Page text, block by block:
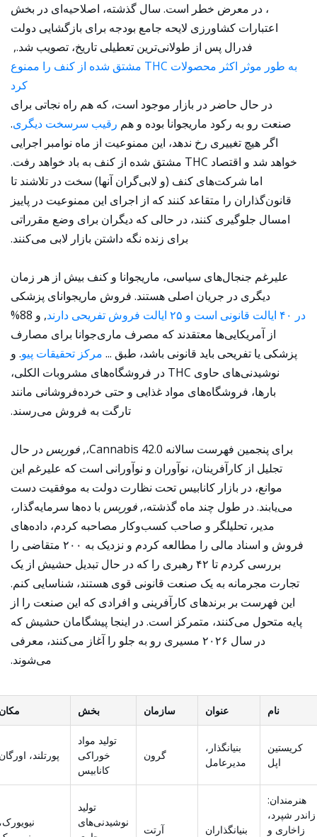
، در معرض خطر است. سال گذشته، اصلاحیه‌ای در بخش
اعتبارات کشاورزی لایحه جامع بودجه برای بازگشایی دولت
فدرال پس از طولانی‌ترین تعطیلی تاریخ، تصویب شد.,
به طور موثر اکثر محصولات THC مشتق شده از کنف را ممنوع
کرد
در حال حاضر در بازار موجود است، که هم راه نجاتی برای
صنعت رو به رکود ماریجوانا بوده و هم رقیب سرسخت دیگری.
اگر هیچ تغییری رخ ندهد، این ممنوعیت از ماه نوامبر اجرایی
خواهد شد و اقتصاد THC مشتق شده از کنف به باد خواهد رفت.
اما شرکت‌های کنف (و لابی‌گران آنها) سخت در تلاشند تا
قانون‌گذاران را متقاعد کنند که از اجرای این ممنوعیت در پاییز
امسال جلوگیری کنند، در حالی که دیگران برای وضع مقرراتی
برای زنده نگه داشتن بازار لابی می‌کنند.
علیرغم جنجال‌های سیاسی، ماریجوانا و کنف بیش از هر زمان
دیگری در جریان اصلی هستند. فروش ماریجوانای پزشکی
در ۴۰ ایالت قانونی است و ۲۵ ایالت فروش تفریحی دارند
, و 88%
از آمریکایی‌ها معتقدند که مصرف ماری‌جوانا برای مصارف
پزشکی یا تفریحی باید قانونی باشد، طبق ... مرکز تحقیقات پیو. و
نوشیدنی‌های حاوی THC در فروشگاه‌های مشروبات الکلی،
بارها، فروشگاه‌های مواد غذایی و حتی خرده‌فروشانی مانند
تارگت به فروش می‌رسند.
برای پنجمین فهرست سالانه Cannabis 42.0،, فوربس در حال
تجلیل از کارآفرینان، نوآوران و نوآورانی است که علیرغم این
موانع، در بازار کانابیس تحت نظارت دولت به موفقیت دست
می‌یابند. در طول چند ماه گذشته،, فوربس با ده‌ها سرمایه‌گذار،
مدیر، تحلیلگر و صاحب کسب‌وکار مصاحبه کردم، داده‌های
فروش و اسناد مالی را مطالعه کردم و نزدیک به ۲۰۰ متقاضی را
بررسی کردم تا ۴۲ رهبری را که در حال تبدیل حشیش از یک
تجارت مجرمانه به یک صنعت قانونی قوی هستند، شناسایی کنم.
این فهرست بر برندهای کارآفرینی و افرادی که این صنعت را از
پایه متحول می‌کنند، متمرکز است. در اینجا پیشگامان حشیش که
در سال ۲۰۲۶ مسیری رو به جلو را آغاز می‌کنند، معرفی
می‌شوند.
نام عنوان سازمان بخش
کریستین
اپل
بنیانگذار،
مدیرعامل
گرون
تولید مواد
خوراکی
کانابیس
پورتلند،
هنرمندان:
زاندر شپرد،
زاخاری و
بنیانگذاران آرتت
تولید
نوشیدنی‌های